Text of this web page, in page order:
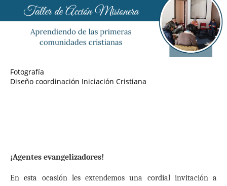
Fotografía
Diseño coordinación Iniciación Cristiana
¡Agentes evangelizadores!
En esta ocasión les extendemos una cordial invitación a